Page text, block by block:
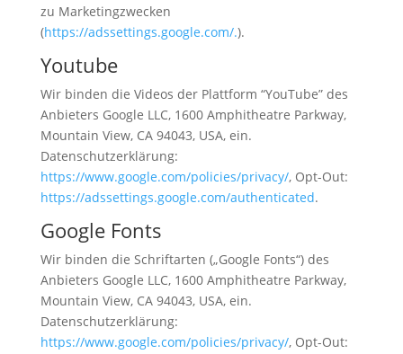
zu Marketingzwecken
(https://adssettings.google.com/.).
Youtube
Wir binden die Videos der Plattform “YouTube” des
Anbieters Google LLC, 1600 Amphitheatre Parkway,
Mountain View, CA 94043, USA, ein.
Datenschutzerklärung:
https://www.google.com/policies/privacy/, Opt-Out:
https://adssettings.google.com/authenticated.
Google Fonts
Wir binden die Schriftarten („Google Fonts“) des
Anbieters Google LLC, 1600 Amphitheatre Parkway,
Mountain View, CA 94043, USA, ein.
Datenschutzerklärung:
https://www.google.com/policies/privacy/, Opt-Out: